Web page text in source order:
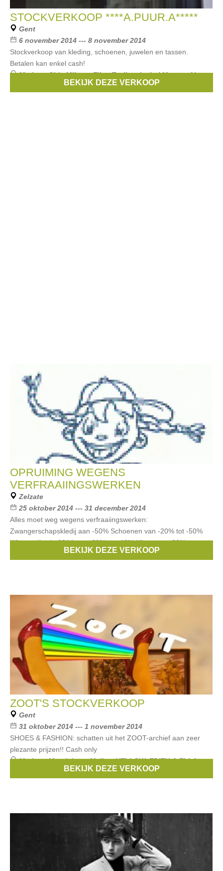
STOCKVERKOOP ****A.PUUR.A*****
Gent
6 november 2014 --- 8 november 2014
Stockverkoop van kleding, schoenen, juwelen en tassen.
Betalen kan enkel cash!
Merken:Chie Mihara,Ellen Truijen,Isabel Marant,Aiayu,
BEKIJK DEZE VERKOOP
OPRUIMING WEGENS
VERFRAAIINGSWERKEN
Zelzate
25 oktober 2014 --- 31 december 2014
Alles moet weg wegens verfraaiingswerken:
Zwangerschapskledij aan -50% Schoenen van -20% tot -50%
Wintercollectie 2014 van -20% tot -40% Uitzet van -20% tot
-50% Doopsuikerartikelen aan -50% Vorige
BEKIJK DEZE VERKOOP
ZOOT'S STOCKVERKOOP
Gent
31 oktober 2014 --- 1 november 2014
SHOES & FASHION: schatten uit het ZOOT-archief aan zeer
plezante prijzen!! Cash only
Merken:Magdalena,Mellow YELLOW,EDITH & ELLA,
Shanibar, ...
BEKIJK DEZE VERKOOP